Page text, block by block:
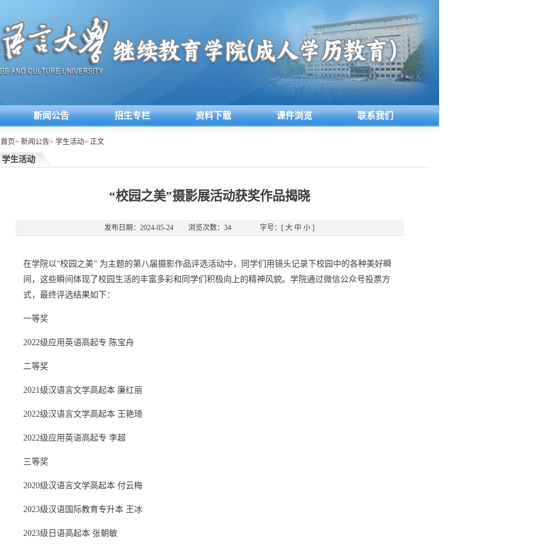
新闻公告 招生专栏 资料下载 课件浏览 联系我们
首页> 新闻公告> 学生活动> 正文
学生活动
“校园之美”摄影展活动获奖作品揭晓
发布日期：2024-05-24 浏览次数： 34 字号：[ 大 中 小]
在学院以“校园之美” 为主题的第八届摄影作品评选活动中，同学们用镜头记录下校园中的各种美好瞬
间，这些瞬间体现了校园生活的丰富多彩和同学们积极向上的精神风貌。学院通过微信公众号投票方
式，最终评选结果如下：
一等奖
2022级应用英语高起专 陈宝舟
二等奖
2021级汉语言文学高起本 廉红丽
2022级汉语言文学高起本 王艳琦
2022级应用英语高起专 李超
三等奖
2020级汉语言文学高起本 付云梅
2023级汉语国际教育专升本 王冰
2023级日语高起本 张朝敏